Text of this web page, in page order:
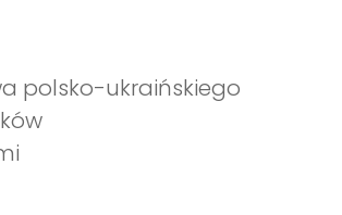
polsko-ukraińskiego